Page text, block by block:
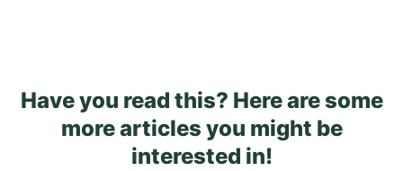
Have you read this? Here are some
more articles you might be
interested in!